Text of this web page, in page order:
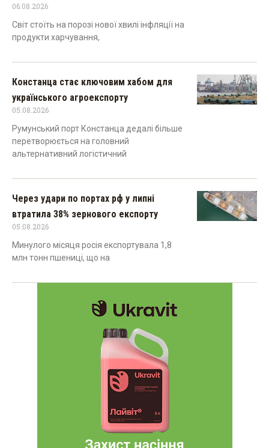
06.08.2026
Світ стоїть на порозі нової хвилі інфляції на
продукти харчування,
Констанца стає ключовим хабом для
українського агроекспорту
05.08.2026
Румунський порт Констанца дедалі більше
перетворюється на головний
альтернативний логістичний
Через удари по портах рф у липні
втратила 38% зернового експорту
05.08.2026
Минулого місяця росія експортувала 1,8
млн тонн пшениці, що на